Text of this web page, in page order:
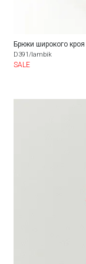
Брюки широкого кроя
D391/lambik
SALE